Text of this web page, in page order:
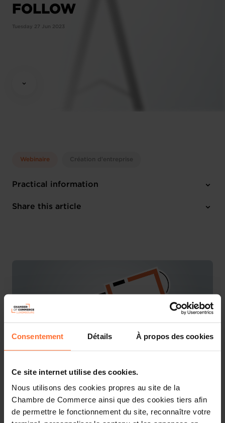
Consentement Détails À propos des cookies
Ce site internet utilise des cookies.
Nous utilisons des cookies propres au site de la
Chambre de Commerce ainsi que des cookies tiers afin
de permettre le fonctionnement du site, reconnaître votre
FOLLOW
Tuesday 27 Jun 2023
Webinaire Création d'entreprise
Practical information
Tuesday 27 Jun 2023
Share this article
You are starting a business from scratch or buying an
existing one in Luxembourg? Let’s get guided by the
advisors of the House of Entrepreneurship, the single